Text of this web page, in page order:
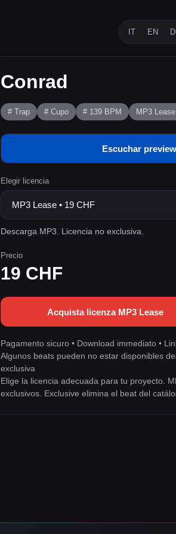
IT EN
Conrad
# Trap # Cupo # 139 BPM MP3 Lease
Escuchar preview
Elegir licencia
Descarga MP3. Licencia no exclusiva.
Precio
19 CHF
Acquista licenza MP3 Lease
Pagamento sicuro • Download immediato •
Algunos beats pueden no estar disponibles
exclusiva
Elige la licencia adecuada para tu proyecto.
exclusivos. Exclusive elimina el beat del